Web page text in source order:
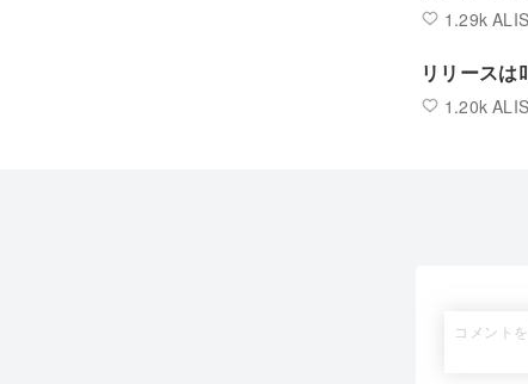
1.29k ALIS
リリースは
1.20k ALIS